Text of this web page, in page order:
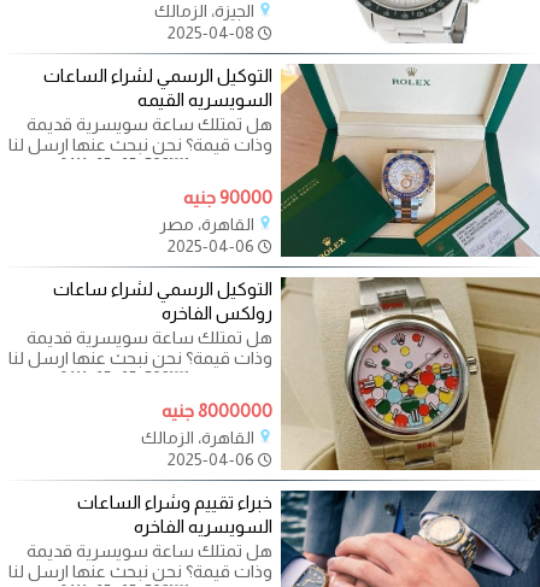
الجيزة، الزمالك
التوكيل الرسمي لشراء الساعات
السويسريه القيمه
هل تمتلك ساعة سويسرية قديمة
وذات قيمة؟ نحن نبحث عنها ارسل لنا
صورها علي ￼⁨0111-65-65-532⁩ نحن
90000 جنيه
القاهرة، مصر
التوكيل الرسمي لشراء ساعات
رولكس الفاخره
هل تمتلك ساعة سويسرية قديمة
وذات قيمة؟ نحن نبحث عنها ارسل لنا
صورها علي ￼⁨0111-65-65-532⁩ نحن
8000000 جنيه
القاهرة، الزمالك
خبراء تقييم وشراء الساعات
السويسريه الفاخره
هل تمتلك ساعة سويسرية قديمة
وذات قيمة؟ نحن نبحث عنها ارسل لنا